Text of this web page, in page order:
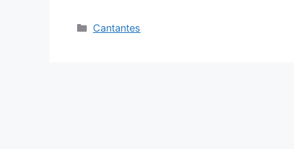
Categories
Cantantes